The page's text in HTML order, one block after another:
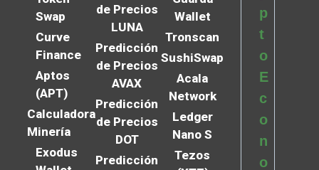
Swap
Curve
Finance
Aptos
(APT)
Calculadora
Minería
Exodus
de Precios
LUNA
Predicción
de Precios
AVAX
Predicción
de Precios
DOT
Predicción
Wallet
Tronscan
SushiSwap
Acala
Network
Ledger
Nano S
Tezos
p
t
o
E
c
o
n
o